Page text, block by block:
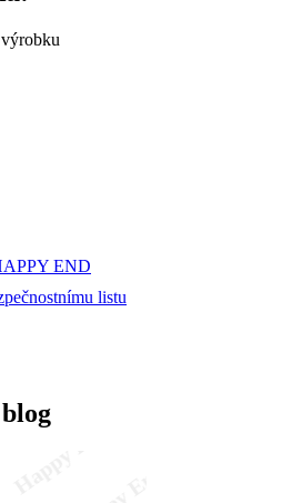
END
listu